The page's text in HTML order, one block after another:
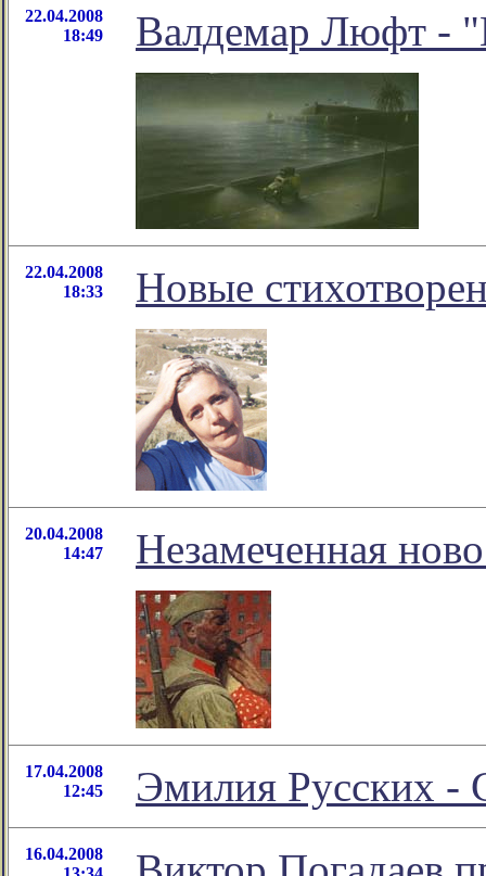
22.04.2008
18:49
Валдемар Люфт -
22.04.2008
18:33
Новые
20.04.2008
14:47
Незамеченная
17.04.2008
12:45
Эмилия Русских -
16.04.2008